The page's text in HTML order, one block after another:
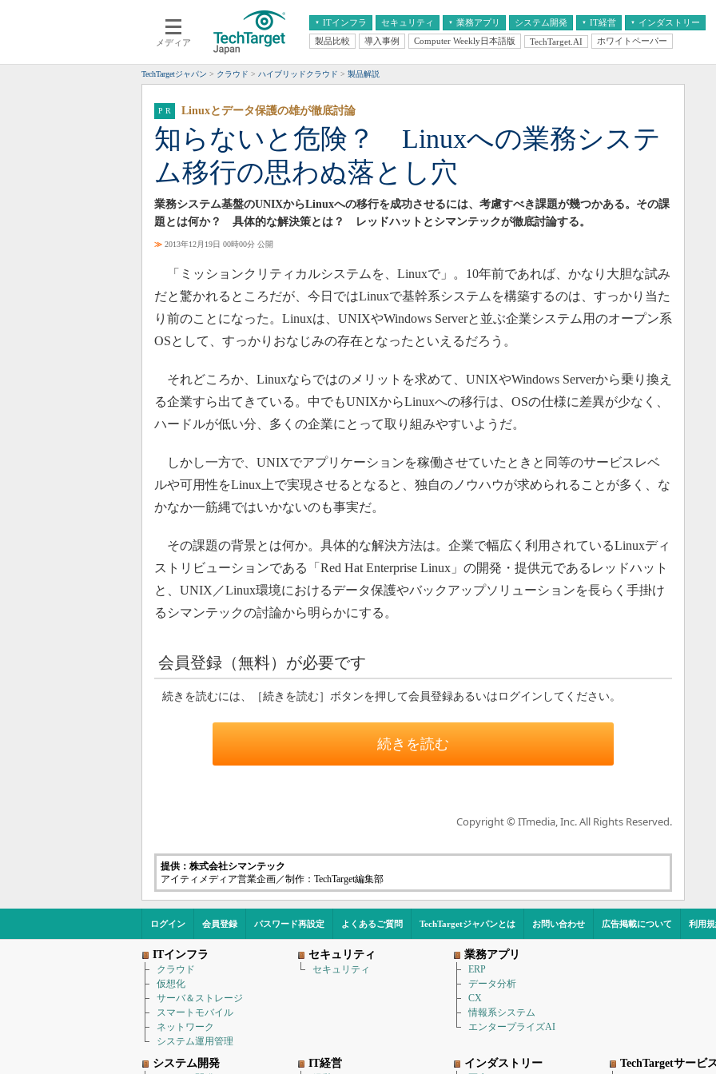
メディア
ITインフラ
クラウド
スマートモバイル
ネットワーク
システム運用管理
セキュリティ 業務アプリ
エンタープライズAI
ERP
CX
情報系システム
システム開発 IT経営
経営とIT
インダストリー
医療IT
製品比較 導入事例 Computer Weekly日本語版 TechTarget.AI ホワイトペーパー
TechTargetジャパン クラウド ハイブリッドクラウド 製品解説
知らないと危険？ Linuxへの業務システ
ム移行の思わぬ落とし穴
Linuxとデータ保護の雄が徹底討論
業務システム基盤のUNIXからLinuxへの移行を成功させるには、考慮すべき課題が幾つかある。その課
題とは何か？ 具体的な解決策とは？ レッドハットとシマンテックが徹底討論する。
≫ 2013年12月19日 00時00分 公開
「ミッションクリティカルシステムを、Linuxで」。10年前であれば、かなり大胆な試み
だと驚かれるところだが、今日ではLinuxで基幹系システムを構築するのは、すっかり当た
り前のことになった。Linuxは、UNIXやWindows Serverと並ぶ企業システム用のオープン系
OSとして、すっかりおなじみの存在となったといえるだろう。
それどころか、Linuxならではのメリットを求めて、UNIXやWindows Serverから乗り換え
る企業すら出てきている。中でもUNIXからLinuxへの移行は、OSの仕様に差異が少なく、
ハードルが低い分、多くの企業にとって取り組みやすいようだ。
しかし一方で、UNIXでアプリケーションを稼働させていたときと同等のサービスレベ
ルや可用性をLinux上で実現させるとなると、独自のノウハウが求められることが多く、な
かなか一筋縄ではいかないのも事実だ。
その課題の背景とは何か。具体的な解決方法は。企業で幅広く利用されているLinuxディ
ストリビューションである「Red Hat Enterprise Linux」の開発・提供元であるレッドハット
と、UNIX／Linux環境におけるデータ保護やバックアップソリューションを長らく手掛け
るシマンテックの討論から明らかにする。
会員登録（無料）が必要です
続きを読むには、［続きを読む］ボタンを押して会員登録あるいはログインしてください。
続きを読む
Copyright © ITmedia, Inc. All Rights Reserved.
提供：株式会社シマンテック
アイティメディア営業企画／制作：TechTarget編集部
ログイン 会員登録 パスワード再設定 よくあるご質問 TechTargetジャパンとは お問い合わせ 広告掲載について 利用
ITインフラ
クラウド
仮想化
サーバ＆ストレージ
スマートモバイル
ネットワーク
システム運用管理
セキュリティ
セキュリティ
業務アプリ
ERP
データ分析
CX
情報系システム
エンタープライズAI
システム開発 IT経営 インダストリー TechTargetサービ